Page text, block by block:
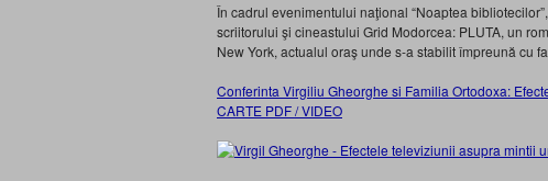
În cadrul evenimentului naţional “Noaptea
scriitorului şi cineastului Grid Modorcea: PLUTA, un
New York, actualul oraş unde s-a stabilit împreună cu
Conferinta Virgiliu Gheorghe si Familia Ortodoxa:
CARTE PDF / VIDEO